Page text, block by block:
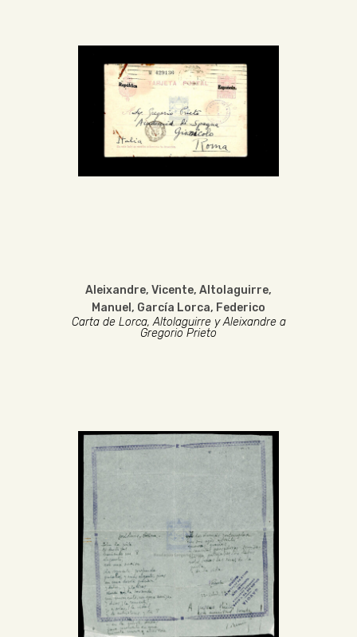
Aleixandre, Vicente, Altolaguirre,
Manuel , García Lorca, Federico
Carta de Lorca, Altolaguirre y Aleixandre a
Gregorio Prieto